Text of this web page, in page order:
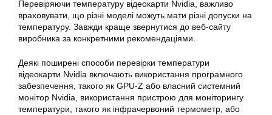
Перевіряючи температуру відеокарти Nvidia, важливо
враховувати, що різні моделі можуть мати різні допуски на
температуру. Завжди краще звернутися до веб-сайту
виробника за конкретними рекомендаціями.
Деякі поширені способи перевірки температури
відеокарти Nvidia включають використання програмного
забезпечення, такого як GPU-Z або власний системний
монітор Nvidia, використання пристрою для моніторингу
температури, такого як інфрачервоний термометр, або